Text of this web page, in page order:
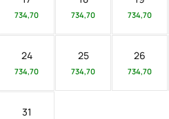
734,70 734,70 734,70
24
734,70
25
734,70
26
734,70
31